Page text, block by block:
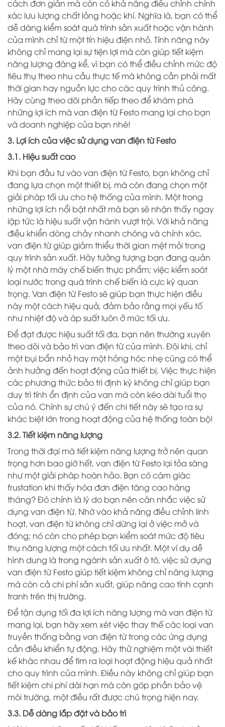
cách đơn giản mà còn có khả năng điều chỉnh chính
xác lưu lượng chất lỏng hoặc khí. Nghĩa là, bạn có thể
dễ dàng kiểm soát quá trình sản xuất hoặc vận hành
của mình chỉ từ một tín hiệu điện nhỏ. Tính năng này
không chỉ mang lại sự tiện lợi mà còn giúp tiết kiệm
năng lượng đáng kể, vì bạn có thể điều chỉnh mức độ
tiêu thụ theo nhu cầu thực tế mà không cần phải mất
thời gian hay nguồn lực cho các quy trình thủ công.
Hãy cùng theo dõi phần tiếp theo để khám phá
những lợi ích mà van điện từ Festo mang lại cho bạn
và doanh nghiệp của bạn nhé!
3. Lợi ích của việc sử dụng van điện từ Festo
3.1. Hiệu suất cao
Khi bạn đầu tư vào van điện từ Festo, bạn không chỉ
đang lựa chọn một thiết bị, mà còn đang chọn một
giải pháp tối ưu cho hệ thống của mình. Một trong
những lợi ích nổi bật nhất mà bạn sẽ nhận thấy ngay
lập tức là hiệu suất vận hành vượt trội. Với khả năng
điều khiển dòng chảy nhanh chóng và chính xác,
van điện từ giúp giảm thiểu thời gian mệt mỏi trong
quy trình sản xuất. Hãy tưởng tượng bạn đang quản
lý một nhà máy chế biến thực phẩm; việc kiểm soát
loại nước trong quá trình chế biến là cực kỳ quan
trọng. Van điện từ Festo sẽ giúp bạn thực hiện điều
này một cách hiệu quả, đảm bảo rằng mọi yếu tố
như nhiệt độ và áp suất luôn ở mức tối ưu.
Để đạt được hiệu suất tối đa, bạn nên thường xuyên
theo dõi và bảo trì van điện từ của mình. Đôi khi, chỉ
một bụi bẩn nhỏ hay một hỏng hóc nhẹ cũng có thể
ảnh hưởng đến hoạt động của thiết bị. Việc thực hiện
các phương thức bảo trì định kỳ không chỉ giúp bạn
duy trì tính ổn định của van mà còn kéo dài tuổi thọ
của nó. Chính sự chú ý đến chi tiết này sẽ tạo ra sự
khác biệt lớn trong hoạt động của hệ thống toàn bộ!
3.2. Tiết kiệm năng lượng
Trong thời đại mà tiết kiệm năng lượng trở nên quan
trọng hơn bao giờ hết, van điện từ Festo lại tỏa sáng
như một giải pháp hoàn hảo. Bạn có cám giác
frustation khi thấy hóa đơn điện tăng cao hàng
tháng? Đó chính là lý do bạn nên cân nhắc việc sử
dụng van điện từ. Nhờ vào khả năng điều chỉnh linh
hoạt, van điện từ không chỉ dừng lại ở việc mở và
đóng; nó còn cho phép bạn kiểm soát mức độ tiêu
thụ năng lượng một cách tối ưu nhất. Một ví dụ dễ
hình dung là trong ngành sản xuất ô tô, việc sử dụng
van điện từ Festo giúp tiết kiệm không chỉ năng lượng
mà còn cả chi phí sản xuất, giúp nâng cao tính cạnh
tranh trên thị trường.
Để tận dụng tối đa lợi ích năng lượng mà van điện từ
mang lại, bạn hãy xem xét việc thay thế các loại van
truyền thống bằng van điện từ trong các ứng dụng
cần điều khiển tự động. Hãy thử nghiệm một vài thiết
kế khác nhau để tìm ra loại hoạt động hiệu quả nhất
cho quy trình của mình. Điều này không chỉ giúp bạn
tiết kiệm chi phí dài hạn mà còn góp phần bảo vệ
môi trường, một điều rất được chú trọng hiện nay.
3.3. Dễ dàng lắp đặt và bảo trì